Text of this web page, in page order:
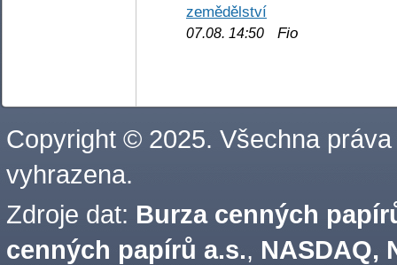
zemědělství
07.08. 14:50 Fio
Copyright © 2025. Všechna práva
vyhrazena.
Zdroje dat: Burza cenných
cenných papírů a.s., NASDAQ,